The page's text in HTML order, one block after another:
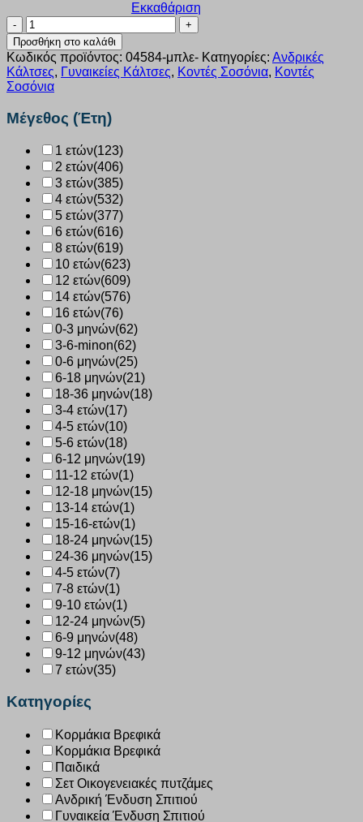
Εκκαθάριση
Κάλτσα
Xcode
XX
Short
3
Pairs
04584
μπλε
Προσθήκη στο καλάθι
Κωδικός προϊόντος: 04584-μπλε- Κατηγορίες: Ανδρικές
Κάλτσες, Γυναικείες Κάλτσες, Κοντές Σοσόνια, Κοντές
Σοσόνια
Μέγεθος (Έτη)
1 ετών(123)
2 ετών(406)
3 ετών(385)
4 ετών(532)
5 ετών(377)
6 ετών(616)
8 ετών(619)
10 ετών(623)
12 ετών(609)
14 ετών(576)
16 ετών(76)
0-3 μηνών(62)
3-6-minon(62)
0-6 μηνών(25)
6-18 μηνών(21)
18-36 μηνών(18)
3-4 ετών(17)
4-5 ετών(10)
5-6 ετών(18)
6-12 μηνών(19)
11-12 ετών(1)
12-18 μηνών(15)
13-14 ετών(1)
15-16-ετών(1)
18-24 μηνών(15)
24-36 μηνών(15)
4-5 ετών(7)
7-8 ετών(1)
9-10 ετών(1)
12-24 μηνών(5)
6-9 μηνών(48)
9-12 μηνών(43)
7 ετών(35)
Κατηγορίες
Κορμάκια Βρεφικά
Κορμάκια Βρεφικά
Παιδικά
Σετ Οικογενειακές πυτζάμες
Ανδρική Ένδυση Σπιτιού
Γυναικεία Ένδυση Σπιτιού